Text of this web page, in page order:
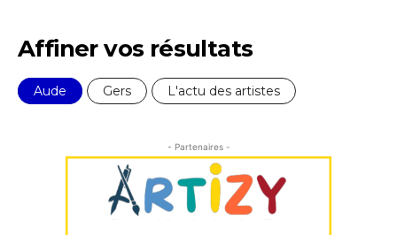
Prénom
J'accepte lestermes et conditions
Adresse email*
Affiner vos résultats
Aude Gers L'actu des artistes
- Partenaires -